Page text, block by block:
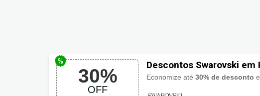
30%
OFF
Descontos Swarovski em
Economize até30% de desconto